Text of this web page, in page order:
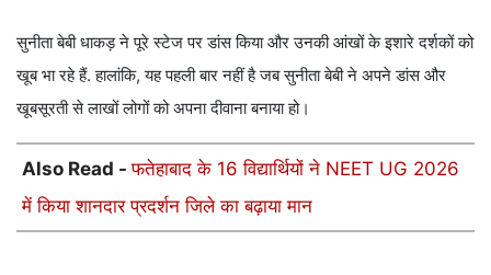
सुनीता बेबी धाकड़ ने पूरे स्टेज पर डांस किया और उनकी आंखों के इशारे दर्शकों को
खूब भा रहे हैं. हालांकि, यह पहली बार नहीं है जब सुनीता बेबी ने अपने डांस और
खूबसूरती से लाखों लोगों को अपना दीवाना बनाया हो।
Also Read -फतेहाबाद के 16 विद्यार्थियों ने NEET UG 2026
में किया शानदार प्रदर्शन जिले का बढ़ाया मान